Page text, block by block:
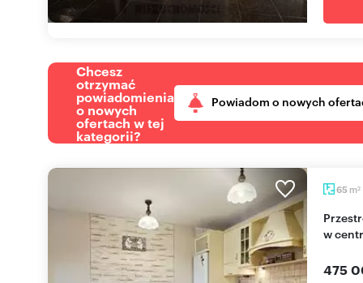
Chcesz
otrzymać
powiadomienia
o nowych
ofertach w tej
kategorii?
Powiadom o nowych
65 m2
Przestronne 2 pokoje z klimatyzacją i pom. gosp.
w
475